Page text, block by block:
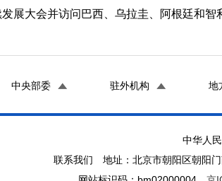
展大会并访问巴西、乌拉圭、阿根廷和智
中央部委 驻外机构 地
中华人
联系我们 地址：北京市朝阳区朝阳